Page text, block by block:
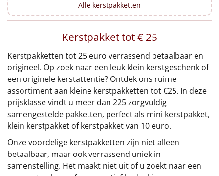
€50 tot €55
€75 tot €100
€100 en hoger
Alle kerstpakketten 2026
Thema
Origineel
Rituals
Alle kerstpakketten
Kerstpakket tot € 25
Kerstpakketten tot 25 euro verrassend betaalbaar en
origineel. Op zoek naar een leuk klein kerstgeschenk of
een originele kerstattentie? Ontdek ons ruime
assortiment aan kleine kerstpakketten tot €25. In deze
prijsklasse vindt u meer dan 225 zorgvuldig
samengestelde pakketten, perfect als mini kerstpakket,
klein kerstpakket of kerstpakket van 10 euro.
Onze voordelige kerstpakketten zijn niet alleen
betaalbaar, maar ook verrassend uniek in
samenstelling. Het maakt niet uit of u zoekt naar een